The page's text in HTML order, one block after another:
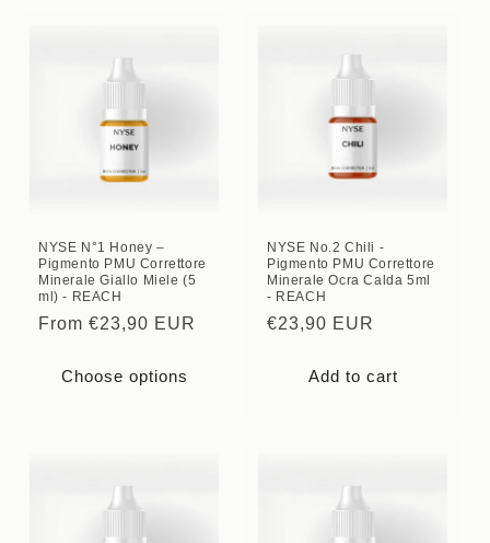
NYSE N°1 Honey –
Pigmento PMU Correttore
Minerale Giallo Miele (5
ml) - REACH
Regular
From €23,90 EUR
Choose options
NYSE No.2 Chili -
Pigmento PMU Correttore
Minerale Ocra Calda 5ml
- REACH
Regular
€23,90 EUR
Add to cart